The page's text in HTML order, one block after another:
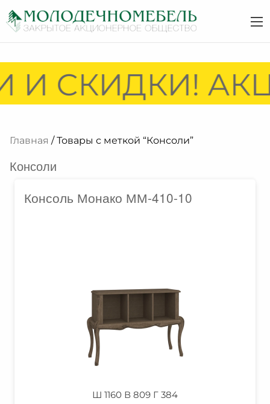
И СКИДКИ!
Главная / Товары с меткой “Консоли”
Консоли
Консоль Монако ММ-410-10
Ш 1160 В 809 Г 384